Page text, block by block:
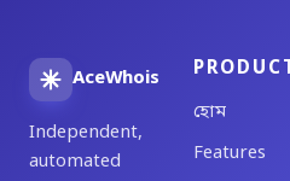
AceWhois
Independent,
automated
হোম
Features